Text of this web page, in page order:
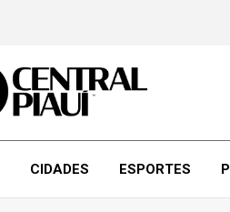
CIDADES ESPORTES